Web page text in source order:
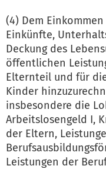
(4) Dem
Einkünfte,
Deckung des
öffentlichen
Elternteil und für
Kinder
insbesondere die
Arbeitslosengeld I,
der Eltern,
Leistungen der